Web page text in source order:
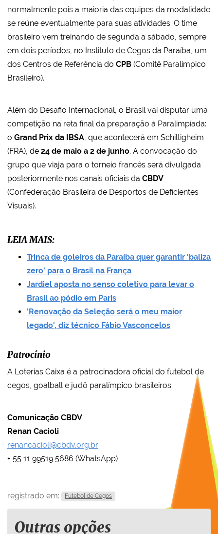
normalmente pois a maioria das equipes da modalidade
se reúne eventualmente para suas atividades. O time
brasileiro vem treinando de segunda a sábado, sempre
em dois períodos, no Instituto de Cegos da Paraíba, um
dos Centros de Referência do CPB (Comitê Paralímpico
Brasileiro).
Além do Desafio Internacional, o Brasil vai disputar uma
competição na reta final da preparação à Paralimpíada:
o Grand Prix da IBSA , que acontecerá em Schiltigheim
(FRA), de 24 de maio a 2 de junho. A convocação do
grupo que viaja para o torneio francês será divulgada
posteriormente nos canais oficiais da CBDV
(Confederação Brasileira de Desportos de Deficientes
Visuais).
LEIA MAIS:
Trinca de goleiros da Paraíba quer garantir 'baliza
zero' para o Brasil na França
Jardiel aposta no senso coletivo para levar o
Brasil ao pódio em Paris
'Renovação da Seleção será o meu maior
legado', diz técnico Fábio Vasconcelos
Patrocínio
A Loterias Caixa é a patrocinadora oficial do futebol de
cegos, goalball e judô paralímpico brasileiros.
Comunicação CBDV
Renan Cacioli
renancacioli@cbdv.org.br
+ 55 11 99519 5686 (WhatsApp)
registrado em: Futebol de Cegos
Outras opções